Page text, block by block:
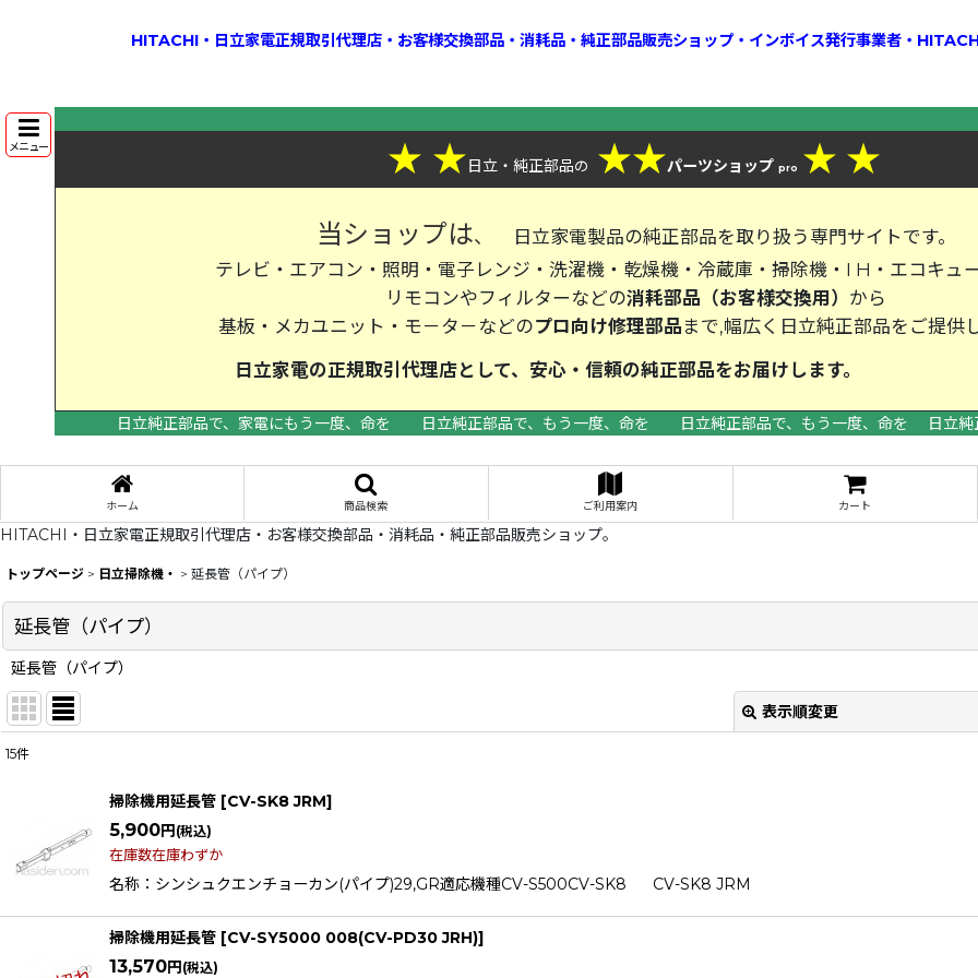
HITACHI・日立家電正規取引代理店・お客様交換部品・消耗品・純正部品販売ショップ・インボイス発行事業者・
メニュー ★ ★日立・純正部品の ★★パーツショップ pro ★ ★
当ショップは、
日立家電製品の純正部品を取り扱う専門サイトです。
テレビ・エアコン・照明・電子レンジ・洗濯機・乾燥機・冷蔵庫・掃除機・I H・エコキュ
リモコンやフィルターなどの消耗部品（お客様交換用） から
基板・メカユニット・モ－タ－などのプロ向け修理部品 まで,幅広く日立純正部品をご提供
日立家電の正規取引代理店として、安心・信頼の純正部品をお届
日立純正部品で、家電にもう一度、命を
日立純正部品で、もう一度、命を 日立純正部品で、もう一度、命を 日立純
ホーム 商品検索 ご利用案内 カート
HITACHI・日立家電正規取引代理店・お客様交換部品・消耗品・純正部品販売ショップ。
トップページ > 日立掃除機・ > 延長管（パイプ）
延長管（パイプ）
延長管（パイプ）
表示順変更
在庫あり
並び順:
15件
掃除機用延長管 [CV-SK8 JRM]
5,900円 (税込)
在庫数在庫わずか
名称：シンシュクエンチョーカン(パイプ)29,GR適応機種CV-S500CV-SK8 CV-SK8 JRM
掃除機用延長管 [CV-SY5000 008(CV-PD30 JRH)]
13,570円 (税込)